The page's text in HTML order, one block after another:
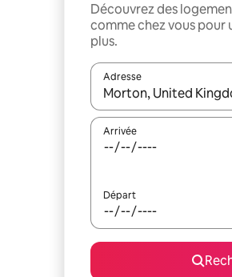
Découvrez des
comme chez vous pour
plus.
Adresse
Lorsque les résultats
Arrivée
Départ